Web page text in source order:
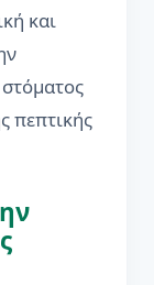
και
πεπτικής